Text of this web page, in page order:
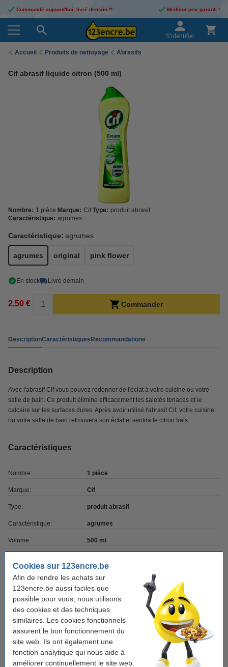
Cookies sur 123encre.be
Afin de rendre les achats sur
123encre.be aussi faciles que
possible pour vous, nous utilisons
des cookies et des techniques
similaires. Les cookies fonctionnels
assurent le bon fonctionnement du
site web. Ils ont également une
fonction analytique qui nous aide à
améliorer continuellement le site web.
Commandé aujourd'hui, livré demain !* Meilleur prix garanti !
S'identifier
Accueil Produits de nettoyage Abrasifs
Cif abrasif liquide citron (500 ml)
Nombre: 1 pièce Marque: Cif Type: produit abrasif
Caractéristique: agrumes
Caractéristique: agrumes
agrumes original pink flower
En stock Livré demain
2,50 € Commander
DescriptionCaractéristiquesRecommandations
Description
Avec l'abrasif Cif vous pouvez redonner de l'éclat à votre cuisine ou votre
salle de bain. Ce produit élimine efficacement les saletés tenaces et le
calcaire sur les surfaces dures. Après avoir utilisé l'abrasif Cif, votre cuisine
ou votre salle de bain retrouvera son éclat et sentira le citron frais.
Caractéristiques
Nombre: 1 pièce
Marque: Cif
Type: produit abrasif
Caractéristique: agrumes
Volume: 500 ml
Bon plan : commandez également des éponges à récurer
123schoon éponge à récurer (10 pièces)
123schoon éponge à récurer avec poignée 9 x
7 x 4,5 cm (3 pièces)
1,95 €